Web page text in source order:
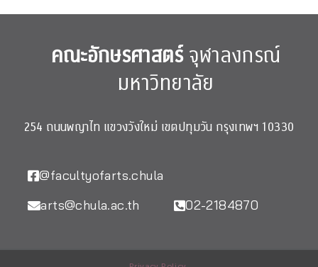
คณะอักษรศาสตร์จุฬาลงกรณ์
มหาวิทยาลัย
254 ถนนพญาไท แขวงวังใหม่ เขตปทุมวัน กรุงเทพฯ 10330
@facultyofarts.chula
arts@chula.ac.th
02-2184870